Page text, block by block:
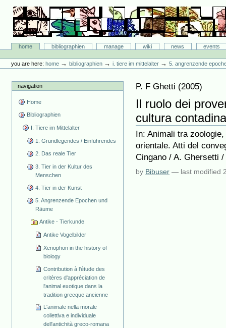
content.
navigation
Bibliographie-Portal
Sectionshome bibliographien manage wiki news
events
tools
you are here: home →bibliographien →i. tiere im mittelalter →5. angrenzende
navigation
Home
Bibliographien
I. Tiere im Mittelalter
1. Grundlegendes / Einführendes
2. Das reale Tier
3. Tier in der Kultur des
Menschen
4. Tier in der Kunst
5. Angrenzende Epochen und
Räume
Antike - Tierkunde
Antike Vogelbilder
Xenophon in the history of
biology
Contribution à l'étude des
critères d'appréciation de
l'animal exotique dans la
tradition grecque ancienne
L'animale nella morale
collettiva e individuale
dell'antichità greco-romana
P. F Ghetti (2005)
Il ruolo dei
cultura
In: Animali tra
orientale. Atti del
Cingano / A. Ghersetti
by Bibuser — last modified